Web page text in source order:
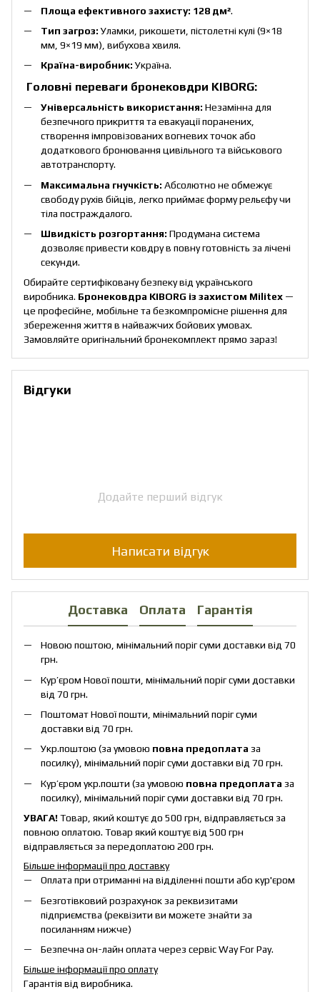
Площа ефективного захисту: 128 дм².
Тип загроз:Уламки, рикошети, пістолетні кулі (9×18
мм, 9×19 мм), вибухова хвиля.
Країна-виробник:Україна.
Головні переваги бронековдри KIBORG:
Універсальність використання: Незамінна для
безпечного прикриття та евакуації поранених,
створення імпровізованих вогневих точок або
додаткового бронювання цивільного та військового
автотранспорту.
Максимальна гнучкість: Абсолютно не обмежує
свободу рухів бійців, легко приймає форму рельєфу чи
тіла постраждалого.
Швидкість розгортання: Продумана система
дозволяє привести ковдру в повну готовність за лічені
секунди.
Обирайте сертифіковану безпеку від українського
виробника. Бронековдра KIBORG із захистом Militex —
це професійне, мобільне та безкомпромісне рішення для
збереження життя в найважчих бойових умовах.
Замовляйте оригінальний бронекомплект прямо зараз!
Відгуки
Додайте перший відгук
Написати відгук
Доставка Оплата Гарантія
Новою поштою, мінімальний поріг суми доставки від 70
грн.
Кур’єром Нової пошти, мінімальний поріг суми доставки
від 70 грн.
Поштомат Нової пошти, мінімальний поріг суми
доставки від 70 грн.
Укр.поштою (за умовою повна предоплата за
посилку), мінімальний поріг суми доставки від 70 грн.
Кур’єром укр.пошти (за умовою повна предоплата за
посилку), мінімальний поріг суми доставки від 70 грн.
УВАГА!Товар, який коштує до 500 грн, відправляється за
повною оплатою. Товар який коштує від 500 грн
відправляється за передоплатою 200 грн.
Більше інформації про доставку
Оплата при отриманні на відділенні пошти або кур'єром
Безготівковий розрахунок за реквизитами
підприємства (реквізити ви можете знайти за
посиланням нижче)
Безпечна он-лайн оплата через сервіс Way For Pay.
Більше інформації про оплату
Гарантія від виробника.